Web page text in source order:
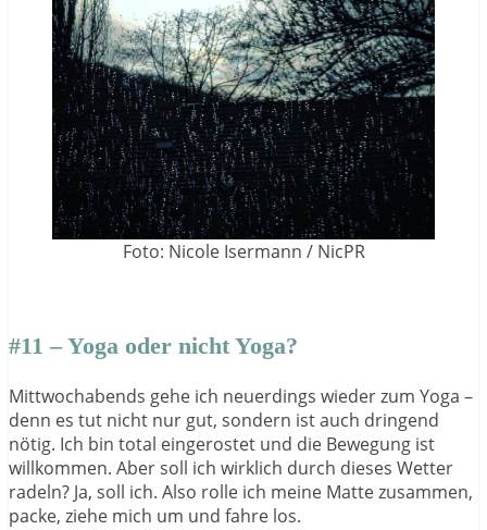
Foto: Nicole Isermann / NicPR
#11 – Yoga oder nicht Yoga?
Mittwochabends gehe ich neuerdings wieder zum Yoga –
denn es tut nicht nur gut, sondern ist auch dringend
nötig. Ich bin total eingerostet und die Bewegung ist
willkommen. Aber soll ich wirklich durch dieses Wetter
radeln? Ja, soll ich. Also rolle ich meine Matte zusammen,
packe, ziehe mich um und fahre los.